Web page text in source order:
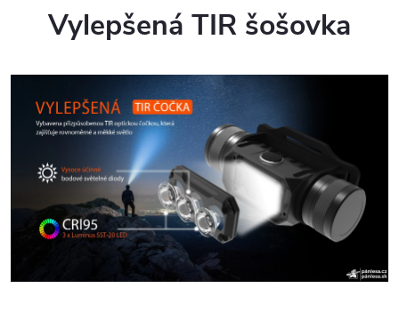
Vylepšená TIR šošovka